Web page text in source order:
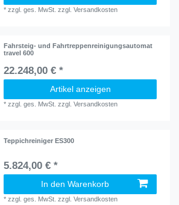
*zzgl. ges. MwSt. zzgl.Versandkosten
Fahrsteig- und Fahrtreppenreinigungsautomat
travel 600
22.248,00 € *
Artikel anzeigen
*zzgl. ges. MwSt. zzgl.Versandkosten
Teppichreiniger ES300
5.824,00 € *
In den Warenkorb
*zzgl. ges. MwSt. zzgl.Versandkosten